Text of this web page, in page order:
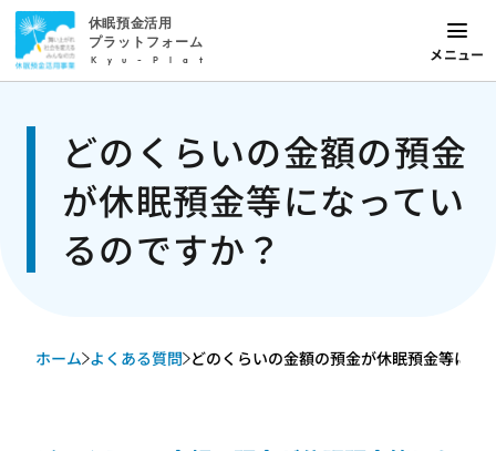
休眠預金活用
プラットフォーム
Kyu-Plat メニュー
どのくらいの金額の預金
が休眠預金等になってい
るのですか？
ホーム よくある質問 どのくらいの金額の預金が休眠預金等にな